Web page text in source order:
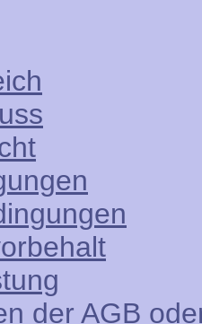
der AGB